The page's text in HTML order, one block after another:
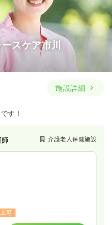
スケア市川
施設詳細
す！
介護老人保健施設
可